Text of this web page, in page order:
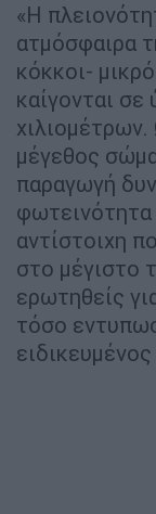
«Η
ατμόσφαιρα
κόκκοι-
καίγονται
μέγεθος
παραγωγή
αντίστοιχη
στο μέγιστο
ερωτηθείς
τόσο